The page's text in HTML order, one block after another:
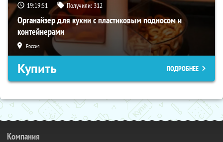
19:19:49 Получили: 312
Органайзер для кухни с пластиковым подносом и
контейнерами
Россия
Купить ПОДРОБНЕЕ
Компания